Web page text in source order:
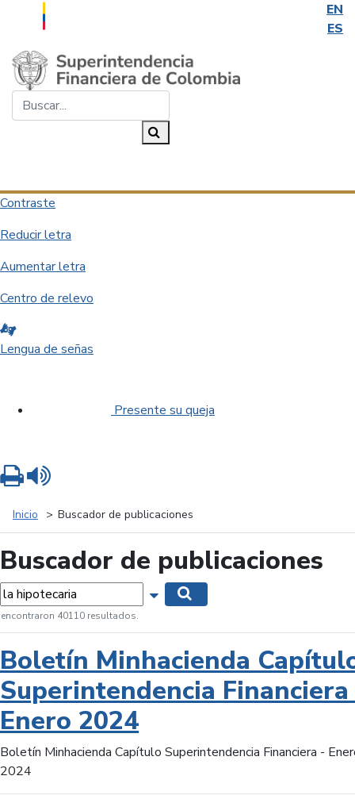
EN
ES
Saltar al contenido principal
Contraste
Reducir letra
Aumentar letra
Centro de relevo
Lengua de señas
Presente su queja
Inicio Buscador de publicaciones
Buscador de publicaciones
Mostrar opciones de búsqueda
encontraron 40110 resultados.
Boletín Minhacienda
Superintendencia
Enero 2024
Boletín Minhacienda Capítulo Superintendencia Financiera -
2024
Imprimir